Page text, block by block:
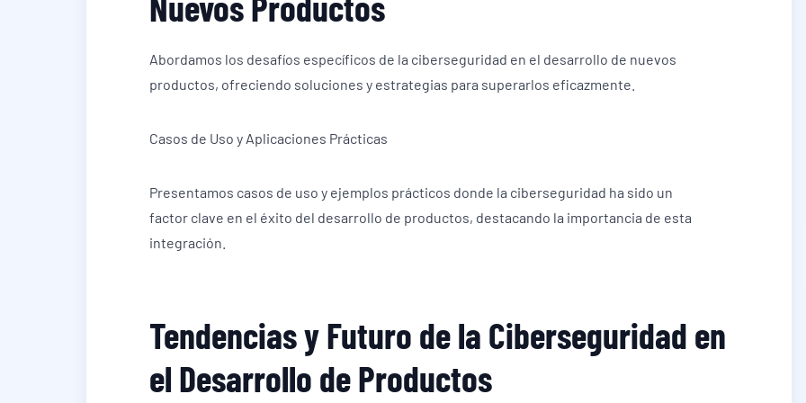
Abordamos los desafíos específicos de la ciberseguridad en el desarrollo de nuevos
productos, ofreciendo soluciones y estrategias para superarlos eficazmente.
Casos de Uso y Aplicaciones Prácticas
Presentamos casos de uso y ejemplos prácticos donde la ciberseguridad ha sido un
factor clave en el éxito del desarrollo de productos, destacando la importancia de esta
integración.
Tendencias y Futuro de la Ciberseguridad en
el Desarrollo de Productos